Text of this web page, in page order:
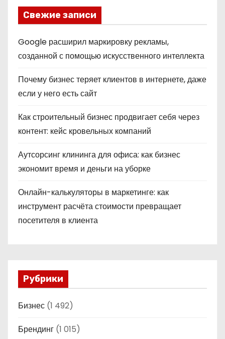
Свежие записи
Google расширил маркировку рекламы,
созданной с помощью искусственного интеллекта
Почему бизнес теряет клиентов в интернете, даже
если у него есть сайт
Как строительный бизнес продвигает себя через
контент: кейс кровельных компаний
Аутсорсинг клининга для офиса: как бизнес
экономит время и деньги на уборке
Онлайн-калькуляторы в маркетинге: как
инструмент расчёта стоимости превращает
посетителя в клиента
Рубрики
Бизнес (1 492)
Брендинг (1 015)